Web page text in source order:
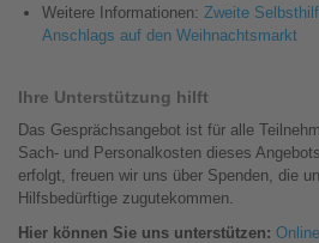
Weitere Informationen: Zweite
Anschlags auf den Weihnachtsmarkt
Ihre Unterstützung hilft
Das Gesprächsangebot ist für alle
Sach- und Personalkosten dieses
erfolgt, freuen wir uns über Spenden, die
Hilfsbedürftige zugutekommen.
Hier können Sie uns unterstützen: